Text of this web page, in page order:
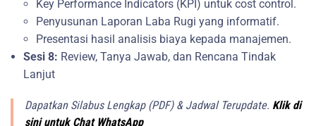
Key Performance Indicators (KPI) untuk cost control.
Penyusunan Laporan Laba Rugi yang informatif.
Presentasi hasil analisis biaya kepada manajemen.
Sesi 8: Review, Tanya Jawab, dan Rencana Tindak
Lanjut
Dapatkan Silabus Lengkap (PDF) & Jadwal Terupdate. Klik di
sini untuk Chat WhatsApp